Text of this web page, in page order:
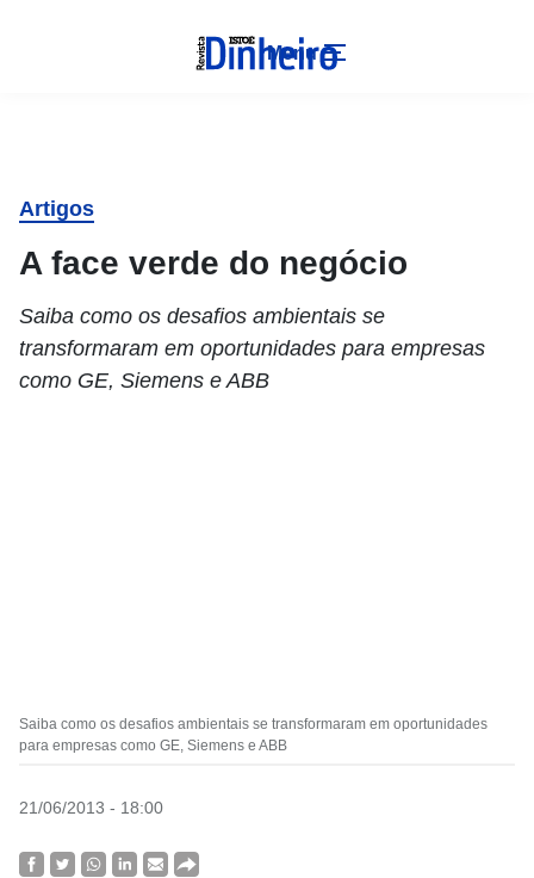
Menu
Artigos
A face verde do negócio
Saiba como os desafios ambientais se
transformaram em oportunidades para empresas
como GE, Siemens e ABB
Saiba como os desafios ambientais se transformaram em oportunidades
para empresas como GE, Siemens e ABB
21/06/2013 - 18:00